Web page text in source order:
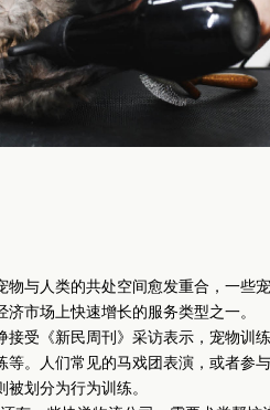
人类的共处空间愈发重合，一些宠
市场上快速增长的服务类型之一。
受《新民周刊》采访表示，宠物训
等。人们常见的马戏团表演，或者参
划分为行为训练。